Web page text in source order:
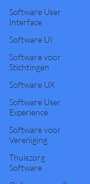
Software User
Interface
Software UI
Software voor
Stichtingen
Software UX
Software User
Experience
Software voor
Vereniging
Thuiszorg
Software